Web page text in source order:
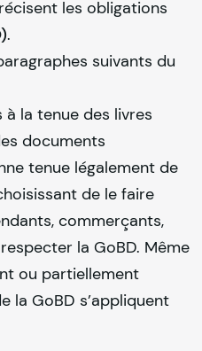
les obligations
.
suivants du
à la tenue des livres
documents
tenue légalement de
de le faire
commerçants,
la GoBD. Même
ou partiellement
la GoBD s’appliquent